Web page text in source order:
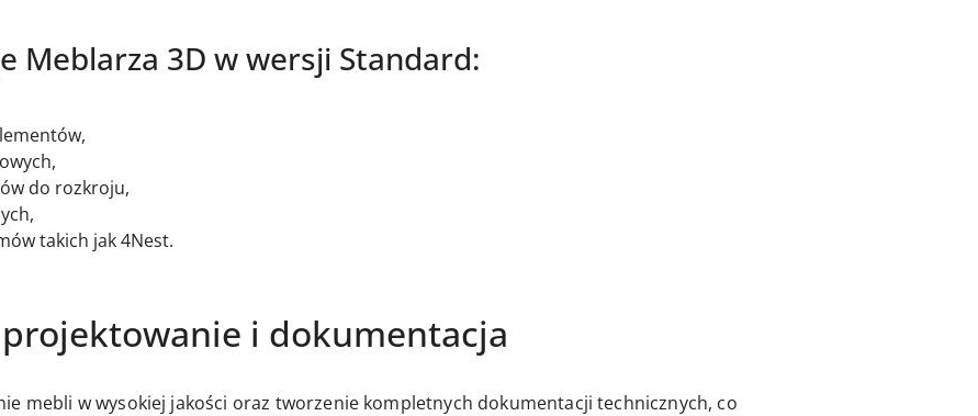
Meblarza 3D w wersji Standard:
do rozkroju,
takich jak 4Nest.
i dokumentacja
mebli w wysokiej jakości oraz tworzenie kompletnych dokumentacji technicznych, co